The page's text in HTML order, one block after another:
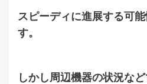
スピーディに進展する可
す。
しかし周辺機器の状況な